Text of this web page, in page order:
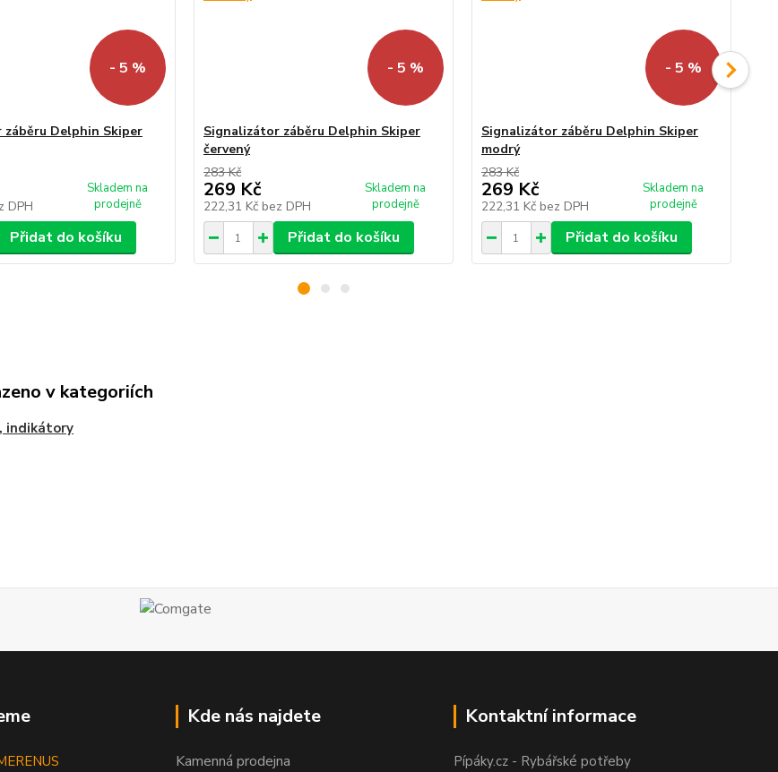
- 5 %
Delphin Skiper
DPH
Skladem na
prodejně
Přidat do košíku
- 5 %
Signalizátor záběru Delphin Skiper
červený
283 Kč
269 Kč
222,31 Kč bez DPH
Skladem na
prodejně
Přidat do košíku
- 5 %
Signalizátor záběru Delphin Skiper
modrý
283 Kč
269 Kč
222,31 Kč bez DPH
Skladem na
prodejně
Přidat do košíku
v kategoriích
indikátory
Kde nás najdete
Kamenná prodejna
Kontaktní informace
Pípáky.cz - Rybářské potřeby